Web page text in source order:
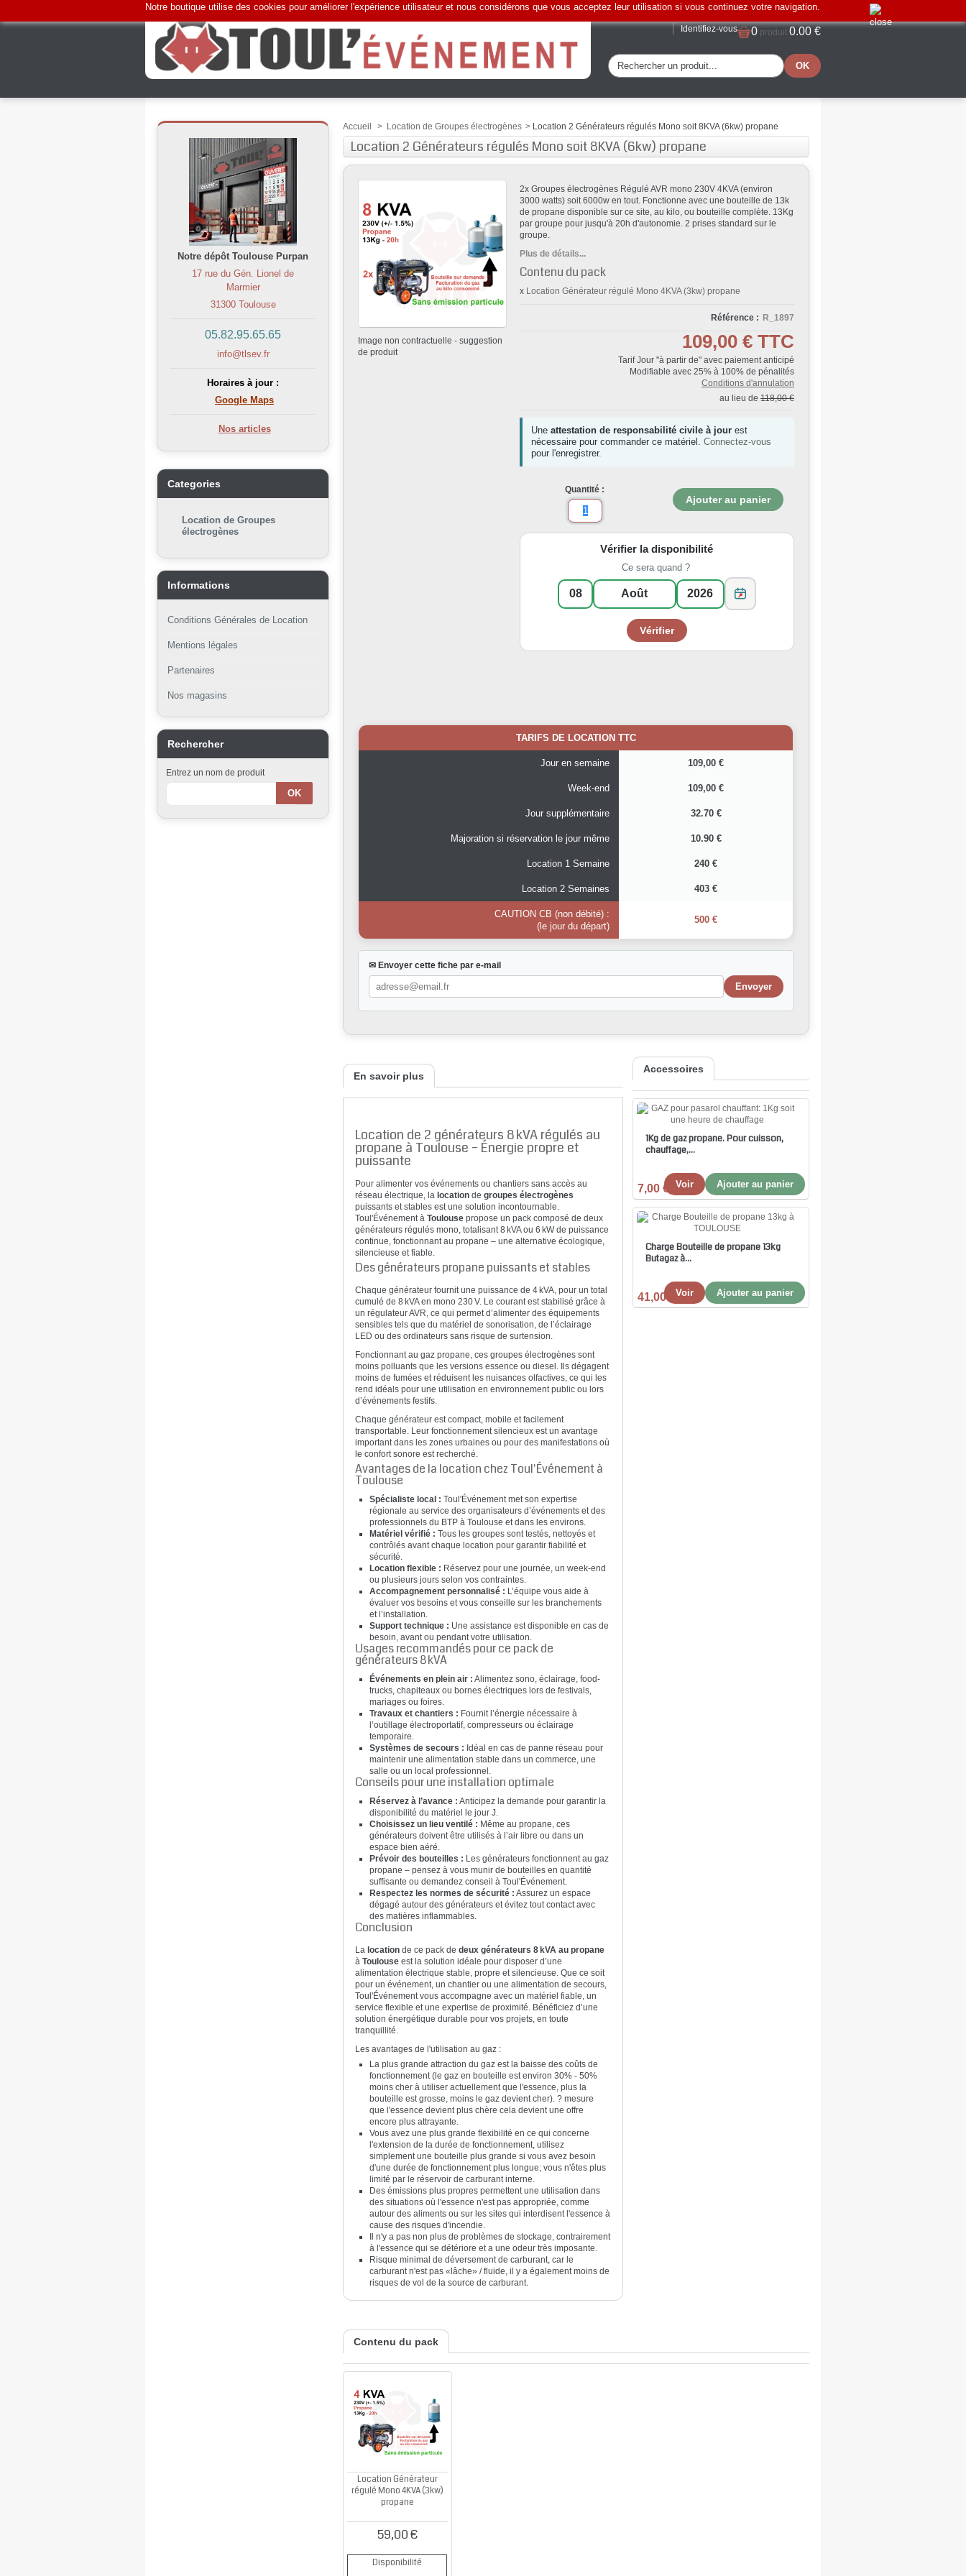
Identifiez-vous 0 produit 0.00 €
Notre boutique utilise des cookies pour améliorer l'expérience utilisateur et nous considérons que vous acceptez leur utilisation si vous continuez votre navigation.
Notre dépôt Toulouse Purpan
17 rue du Gén. Lionel de
Marmier
31300 Toulouse
05.82.95.65.65
info@tlsev.fr
Horaires à jour :
Google Maps
Nos articles
Categories
Location de Groupes
électrogènes
Informations
Conditions Générales de Location
Mentions légales
Partenaires
Nos magasins
Rechercher
Entrez un nom de produit
Accueil > Location de Groupes électrogènes > Location 2 Générateurs régulés Mono soit 8KVA (6kw) propane
Location 2 Générateurs régulés Mono soit 8KVA (6kw) propane
Image non contractuelle - suggestion
de produit
2x Groupes électrogènes Régulé AVR mono 230V 4KVA (environ
3000 watts) soit 6000w en tout. Fonctionne avec une bouteille de 13k
de propane disponible sur ce site, au kilo, ou bouteille complète. 13Kg
par groupe pour jusqu'à 20h d'autonomie. 2 prises standard sur le
groupe.
Plus de détails...
Contenu du pack
x Location Générateur régulé Mono 4KVA (3kw) propane
Référence : R_1897
109,00 € TTC
Tarif Jour "à partir de" avec paiement anticipé
Modifiable avec 25% à 100% de pénalités
Conditions d'annulation
au lieu de 118,00 €
Une attestation de responsabilité civile à jourest
nécessaire pour commander ce matériel. Connectez-vous
pour l'enregistrer.
Quantité :
Vérifier la disponibilité
Ce sera quand ?
TARIFS DE LOCATION TTC
Jour en semaine 109,00 €
Week-end 109,00 €
Jour supplémentaire 32.70 €
Majoration si réservation le jour même 10.90 €
Location 1 Semaine 240 €
Location 2 Semaines 403 €
CAUTION CB (non débité) :
(le jour du départ)
500 €
✉ Envoyer cette fiche par e-mail
En savoir plus
Location de 2 générateurs 8 kVA régulés au
propane à Toulouse – Énergie propre et
puissante
Pour alimenter vos événements ou chantiers sans accès au
réseau électrique, la location degroupes électrogènes
puissants et stables est une solution incontournable.
Toul'Événement àToulouse propose un pack composé de deux
générateurs régulés mono, totalisant 8 kVA ou 6 kW de puissance
continue, fonctionnant au propane – une alternative écologique,
silencieuse et fiable.
Des générateurs propane puissants et stables
Chaque générateur fournit une puissance de 4 kVA, pour un total
cumulé de 8 kVA en mono 230 V. Le courant est stabilisé grâce à
un régulateur AVR, ce qui permet d’alimenter des équipements
sensibles tels que du matériel de sonorisation, de l’éclairage
LED ou des ordinateurs sans risque de surtension.
Fonctionnant au gaz propane, ces groupes électrogènes sont
moins polluants que les versions essence ou diesel. Ils dégagent
moins de fumées et réduisent les nuisances olfactives, ce qui les
rend idéals pour une utilisation en environnement public ou lors
d’événements festifs.
Chaque générateur est compact, mobile et facilement
transportable. Leur fonctionnement silencieux est un avantage
important dans les zones urbaines ou pour des manifestations où
le confort sonore est recherché.
Avantages de la location chez Toul'Événement à
Toulouse
Spécialiste local : Toul'Événement met son expertise
régionale au service des organisateurs d’événements et des
professionnels du BTP à Toulouse et dans les environs.
Matériel vérifié : Tous les groupes sont testés, nettoyés et
contrôlés avant chaque location pour garantir fiabilité et
sécurité.
Location flexible : Réservez pour une journée, un week-end
ou plusieurs jours selon vos contraintes.
Accompagnement personnalisé : L’équipe vous aide à
évaluer vos besoins et vous conseille sur les branchements
et l’installation.
Support technique : Une assistance est disponible en cas de
besoin, avant ou pendant votre utilisation.
Usages recommandés pour ce pack de
générateurs 8 kVA
Événements en plein air : Alimentez sono, éclairage, food-
trucks, chapiteaux ou bornes électriques lors de festivals,
mariages ou foires.
Travaux et chantiers : Fournit l’énergie nécessaire à
l’outillage électroportatif, compresseurs ou éclairage
temporaire.
Systèmes de secours : Idéal en cas de panne réseau pour
maintenir une alimentation stable dans un commerce, une
salle ou un local professionnel.
Conseils pour une installation optimale
Réservez à l’avance : Anticipez la demande pour garantir la
disponibilité du matériel le jour J.
Choisissez un lieu ventilé : Même au propane, ces
générateurs doivent être utilisés à l’air libre ou dans un
espace bien aéré.
Prévoir des bouteilles : Les générateurs fonctionnent au gaz
propane – pensez à vous munir de bouteilles en quantité
suffisante ou demandez conseil à Toul'Événement.
Respectez les normes de sécurité : Assurez un espace
dégagé autour des générateurs et évitez tout contact avec
des matières inflammables.
Conclusion
La location de ce pack dedeux générateurs 8 kVA au propane
àToulouse est la solution idéale pour disposer d’une
alimentation électrique stable, propre et silencieuse. Que ce soit
pour un événement, un chantier ou une alimentation de secours,
Toul'Événement vous accompagne avec un matériel fiable, un
service flexible et une expertise de proximité. Bénéficiez d’une
solution énergétique durable pour vos projets, en toute
tranquillité.
Les avantages de l'utilisation au gaz :
La plus grande attraction du gaz est la baisse des coûts de
fonctionnement (le gaz en bouteille est environ 30% - 50%
moins cher à utiliser actuellement que l'essence, plus la
bouteille est grosse, moins le gaz devient cher). ? mesure
que l'essence devient plus chère cela devient une offre
encore plus attrayante.
Vous avez une plus grande flexibilité en ce qui concerne
l'extension de la durée de fonctionnement, utilisez
simplement une bouteille plus grande si vous avez besoin
d'une durée de fonctionnement plus longue; vous n'êtes plus
limité par le réservoir de carburant interne.
Des émissions plus propres permettent une utilisation dans
des situations où l'essence n'est pas appropriée, comme
autour des aliments ou sur les sites qui interdisent l'essence à
cause des risques d'incendie.
Il n'y a pas non plus de problèmes de stockage, contrairement
à l'essence qui se détériore et a une odeur très imposante.
Risque minimal de déversement de carburant, car le
carburant n'est pas «lâche» / fluide, il y a également moins de
risques de vol de la source de carburant.
Accessoires
1Kg de gaz propane. Pour cuisson,
chauffage,...
7,00 € Ajouter au panier
Voir
Charge Bouteille de propane 13kg
Butagaz à...
41,00 € Ajouter au panier
Voir
Contenu du pack
Location Générateur
régulé Mono 4KVA (3kw)
propane
59,00 €
Disponibilité